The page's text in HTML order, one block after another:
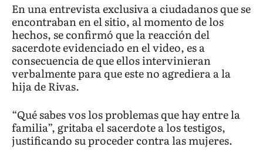
En una entrevista exclusiva a ciudadanos que se
encontraban en el sitio, al momento de los
hechos, se confirmó que la reacción del
sacerdote evidenciado en el video, es a
consecuencia de que ellos intervinieran
verbalmente para que este no agrediera a la
hija de Rivas.
“Qué sabes vos los problemas que hay entre la
familia”, gritaba el sacerdote a los testigos,
justificando su proceder contra las mujeres.